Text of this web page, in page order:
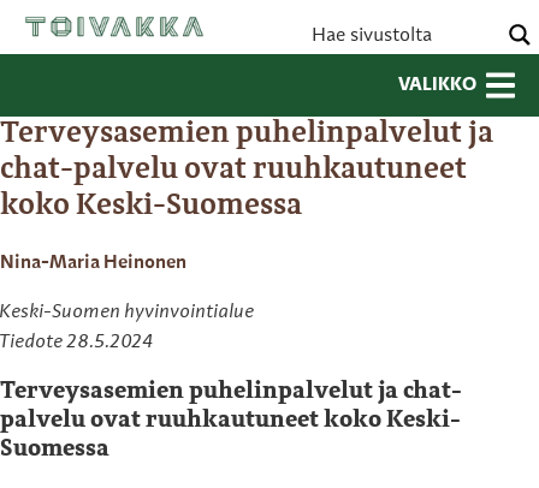
VALIKKO
Terveysasemien puhelinpalvelut ja
chat-palvelu ovat ruuhkautuneet
koko Keski-Suomessa
Nina-Maria Heinonen
Keski-Suomen hyvinvointialue
Tiedote 28.5.2024
Terveysasemien puhelinpalvelut ja chat-
palvelu ovat ruuhkautuneet koko Keski-
Suomessa